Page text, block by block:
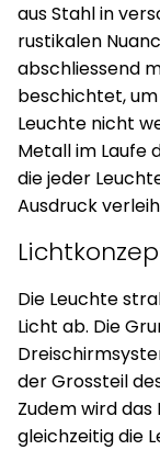
aus Stahl in
rustikalen
abschliessend
beschichtet,
Leuchte nicht
Metall im Laufe
die jeder
Ausdruck
Die Leuchte
Licht ab. Die
der Grossteil
Zudem wird
gleichzeitig die